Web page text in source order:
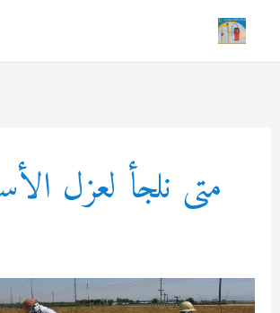
متى نلجأ لعزل الأسطح